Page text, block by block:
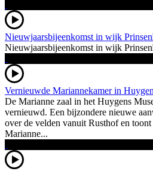
Nieuwjaarsbijeenkomst in wijk
Nieuwjaarsbijeenkomst in wijk
Vernieuwde Mariannekamer in
De Marianne zaal in het Huygens
vernieuwd. Een bijzondere nieuwe
over de velden vanuit Rusthof en
Marianne...